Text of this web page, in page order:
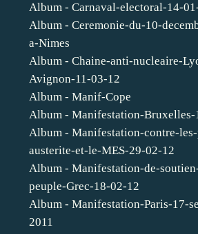
Album - Carnaval-electoral-14-
Album - Ceremonie-du-10-
a-Nimes
Album - Chaine-anti-nucleaire-
Avignon-11-03-12
Album - Manif-Cope
Album - Manifestation-Bruxelles-
Album - Manifestation-contre-
austerite-et-le-MES-29-02-12
Album - Manifestation-de-
peuple-Grec-18-02-12
Album - Manifestation-Paris-17-
2011